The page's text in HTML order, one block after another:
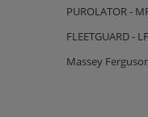
PUROLATOR -
FLEETGUARD -
Massey